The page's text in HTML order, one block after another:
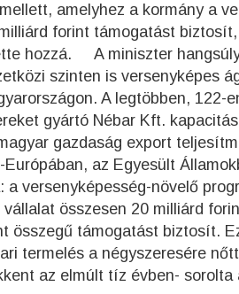
amelyhez a kormány a
forint támogatást
hozzá. A miniszter
szinten is versenyképes
A legtöbben,
gyártó Nébar Kft.
gazdaság export
Európában, az Egyesült
a versenyképesség-növelő
vállalat összesen 20 milliárd
összegű támogatást biztosít.
termelés a négyszeresére
az elmúlt tíz évben-